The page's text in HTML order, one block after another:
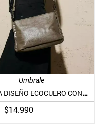
Umbrale
CARTERA DISEÑO ECOCUERO CON TACHAS
$14.990